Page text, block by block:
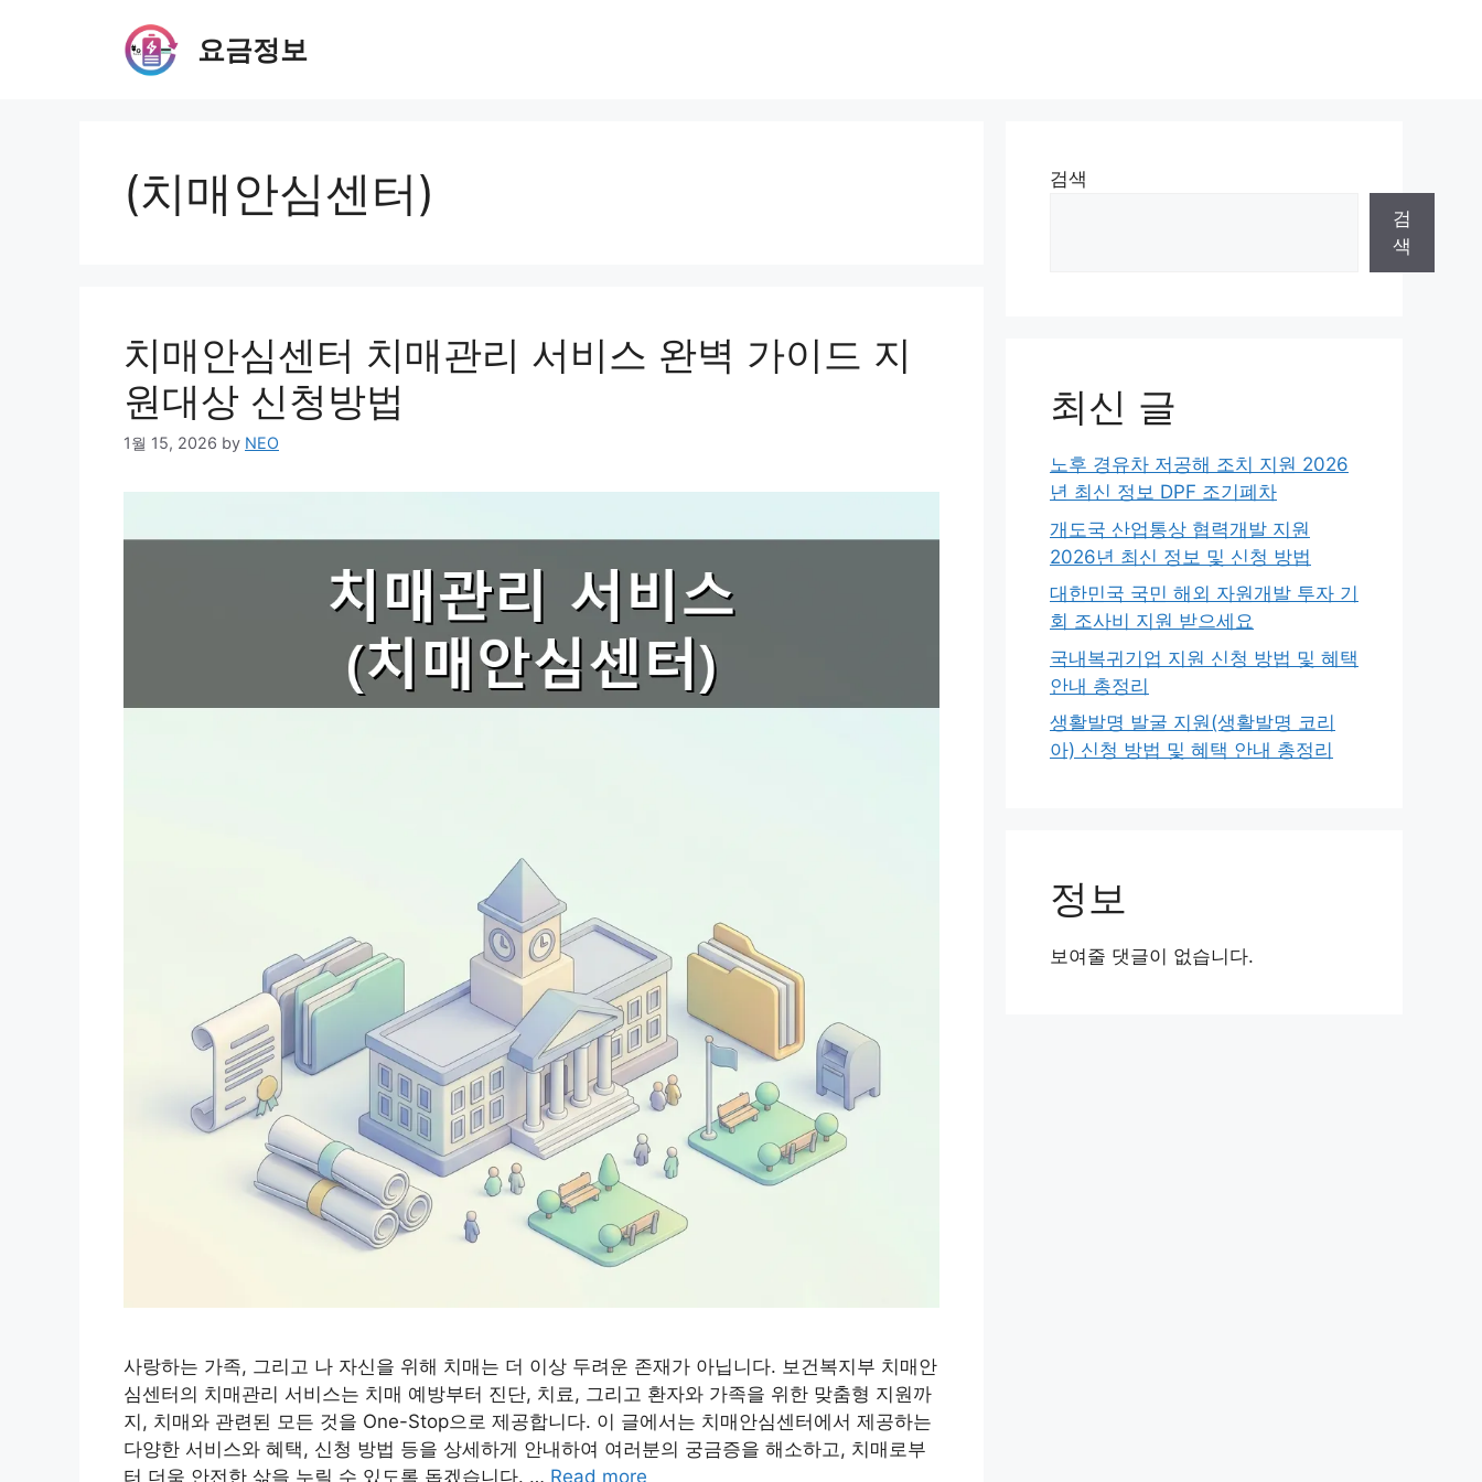
요금정보
(치매안심센터)
치매안심센터 치매관리 서비스 완벽 가이드 지
원대상 신청방법
1월 15, 2026 by NEO
사랑하는 가족, 그리고 나 자신을 위해 치매는 더 이상 두려운 존재가 아닙니다. 보건복지부 치매안
심센터의 치매관리 서비스는 치매 예방부터 진단, 치료, 그리고 환자와 가족을 위한 맞춤형 지원까
지, 치매와 관련된 모든 것을 One-Stop으로 제공합니다. 이 글에서는 치매안심센터에서 제공하는
다양한 서비스와 혜택, 신청 방법 등을 상세하게 안내하여 여러분의 궁금증을 해소하고, 치매로부
터 더욱 안전한 삶을 누릴 수 있도록 돕겠습니다. … Read more
검색
검
색
최신 글
노후 경유차 저공해 조치 지원 2026
년 최신 정보 DPF 조기폐차
개도국 산업통상 협력개발 지원
2026년 최신 정보 및 신청 방법
대한민국 국민 해외 자원개발 투자 기
회 조사비 지원 받으세요
국내복귀기업 지원 신청 방법 및 혜택
안내 총정리
생활발명 발굴 지원(생활발명 코리
아) 신청 방법 및 혜택 안내 총정리
정보
보여줄 댓글이 없습니다.